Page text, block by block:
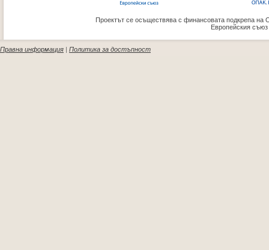
Проектът се осъществява с финансовата подкрепа на
Европейския
Правна информация | Политика за достъпност